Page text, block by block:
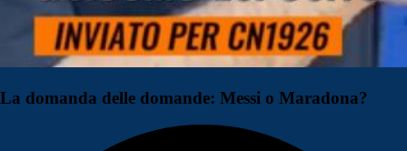
La domanda delle domande: Messi o Maradona?